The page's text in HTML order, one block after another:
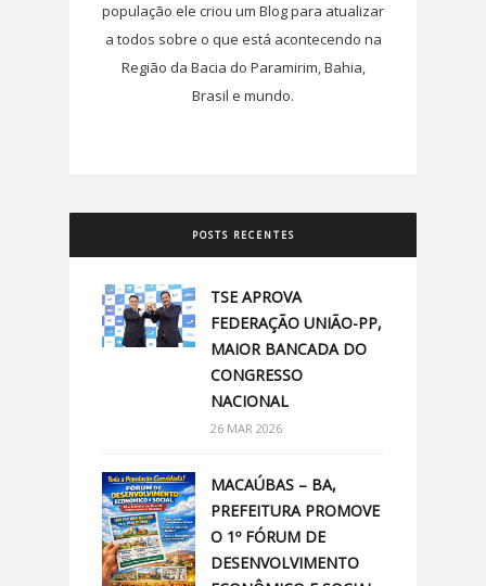
população ele criou um Blog para atualizar
a todos sobre o que está acontecendo na
Região da Bacia do Paramirim, Bahia,
Brasil e mundo.
POSTS RECENTES
TSE APROVA
FEDERAÇÃO UNIÃO-PP,
MAIOR BANCADA DO
CONGRESSO
NACIONAL
26 MAR 2026
MACAÚBAS – BA,
PREFEITURA PROMOVE
O 1º FÓRUM DE
DESENVOLVIMENTO